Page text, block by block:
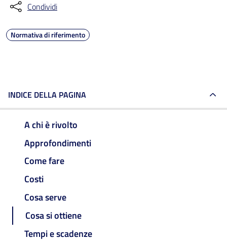
Condividi
Normativa di riferimento
INDICE DELLA PAGINA
A chi è rivolto
Approfondimenti
Come fare
Costi
Cosa serve
Cosa si ottiene
Tempi e scadenze